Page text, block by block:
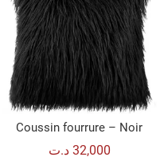
Coussin fourrure – Noir
32,000 د.ت